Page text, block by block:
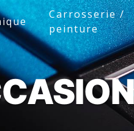
Carrosserie /
peinture